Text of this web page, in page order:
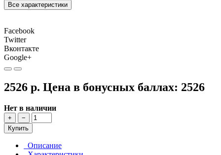
Все характеристики
Facebook
Twitter
Вконтакте
Google+
2526 р. Цена в бонусных баллах: 2526
Нет в наличии
+
−
Купить
Описание